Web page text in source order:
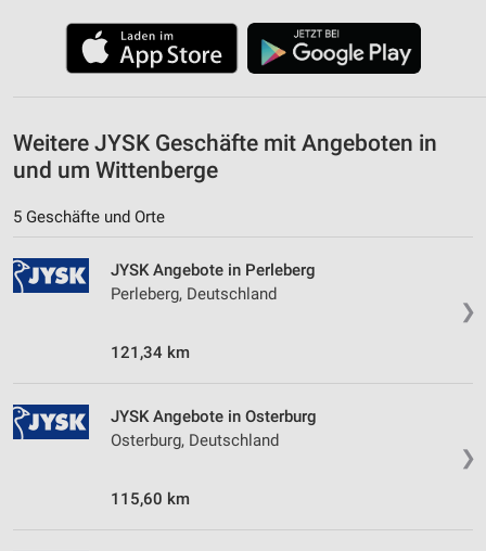
Weitere JYSK Geschäfte mit Angeboten in
und um Wittenberge
5 Geschäfte und Orte
❯
JYSK Angebote in Perleberg
Perleberg, Deutschland
121,34 km
❯
JYSK Angebote in Osterburg
Osterburg, Deutschland
115,60 km
Erstellung von Profilen zur Personalisierung
von Inhalten
Verwendung von Profilen zur Auswahl
Messung der Werbeleistung
Messung der Performance von Inhalten
Analyse von Zielgruppen durch Statistiken oder
Quellen
Entwicklung und Verbesserung der Angebote
Verwendung reduzierter Daten zur Auswahl von
Verwendung genauer Standortdaten
Informationen identifizieren